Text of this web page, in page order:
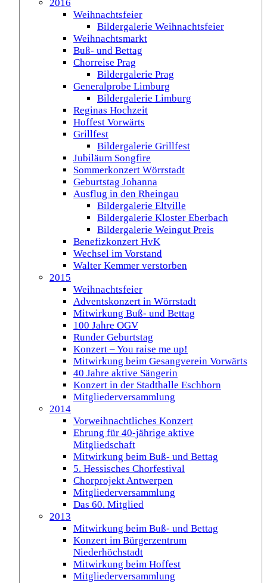
2016
Weihnachtsfeier
Bildergalerie Weihnachtsfeier
Weihnachtsmarkt
Buß- und Bettag
Chorreise Prag
Bildergalerie Prag
Generalprobe Limburg
Bildergalerie Limburg
Reginas Hochzeit
Hoffest Vorwärts
Grillfest
Bildergalerie Grillfest
Jubiläum Songfire
Sommerkonzert Wörrstadt
Geburtstag Johanna
Ausflug in den Rheingau
Bildergalerie Eltville
Bildergalerie Kloster Eberbach
Bildergalerie Weingut Preis
Benefizkonzert HvK
Wechsel im Vorstand
Walter Kemmer verstorben
2015
Weihnachtsfeier
Adventskonzert in Wörrstadt
Mitwirkung Buß- und Bettag
100 Jahre OGV
Runder Geburtstag
Konzert – You raise me up!
Mitwirkung beim Gesangverein Vorwärts
40 Jahre aktive Sängerin
Konzert in der Stadthalle Eschborn
Mitgliederversammlung
2014
Vorweihnachtliches Konzert
Ehrung für 40-jährige aktive
Mitgliedschaft
Mitwirkung beim Buß- und Bettag
5. Hessisches Chorfestival
Chorprojekt Antwerpen
Mitgliederversammlung
Das 60. Mitglied
2013
Mitwirkung beim Buß- und Bettag
Konzert im Bürgerzentrum
Niederhöchstadt
Mitwirkung beim Hoffest
Mitgliederversammlung